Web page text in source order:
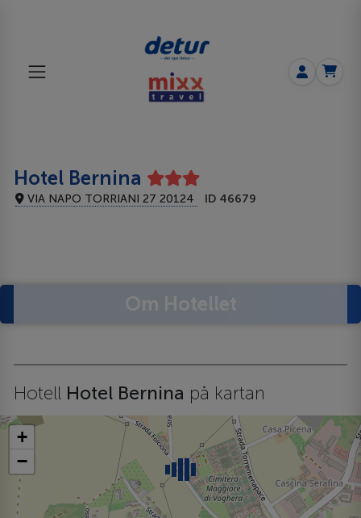
Hotel Bernina
VIA NAPO TORRIANI 27 20124 ID 46679
Hotell Hotel Bernina på kartan
+
−